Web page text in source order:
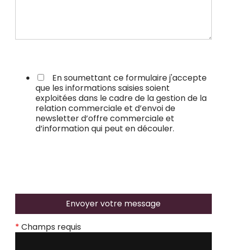
En soumettant ce formulaire j'accepte
que les informations saisies soient
exploitées dans le cadre de la gestion de la
relation commerciale et d’envoi de
newsletter d’offre commerciale et
d’information qui peut en découler.
* Champs requis